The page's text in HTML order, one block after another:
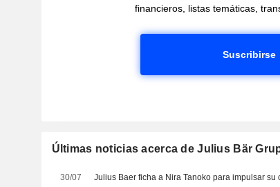
financieros, listas temáticas,
Suscribirse
Últimas noticias acerca de Julius Bär
30/07 Julius Baer ficha a Nira Tanoko para impulsar